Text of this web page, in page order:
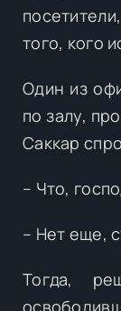
того, кого
Один из
по залу,
Саккар
– Что,
– Нет еще,
Тогда,